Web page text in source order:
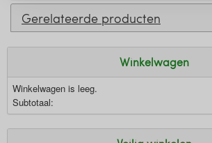
Gerelateerde producten
Winkelwagen
Winkelwagen is leeg.
Subtotaal: